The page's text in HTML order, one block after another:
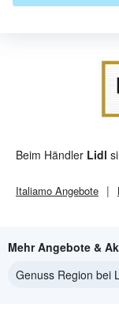
Beim Händler Lidl
Italiamo Angebote
Mehr Angebote &
Genuss Region bei